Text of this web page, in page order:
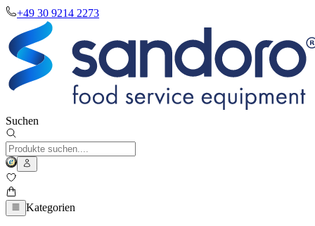
+49 30 9214 2273
Suchen
Kategorien